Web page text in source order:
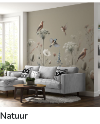
Natuur